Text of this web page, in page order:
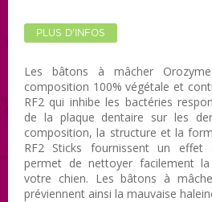
PLUS D'INFOS
Les bâtons à mâcher
composition 100% végétale et
RF2 qui inhibe les bactéries
de la plaque dentaire sur les
composition, la structure et la
RF2 Sticks fournissent un effet
permet de nettoyer facilement
votre chien. Les bâtons à
préviennent ainsi la mauvaise